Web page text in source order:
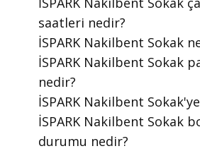
saatleri nedir?
​İSPARK Nakilbent Sokak
​İSPARK Nakilbent Sokak
nedir?
​İSPARK Nakilbent
​İSPARK Nakilbent Sokak
durumu nedir?